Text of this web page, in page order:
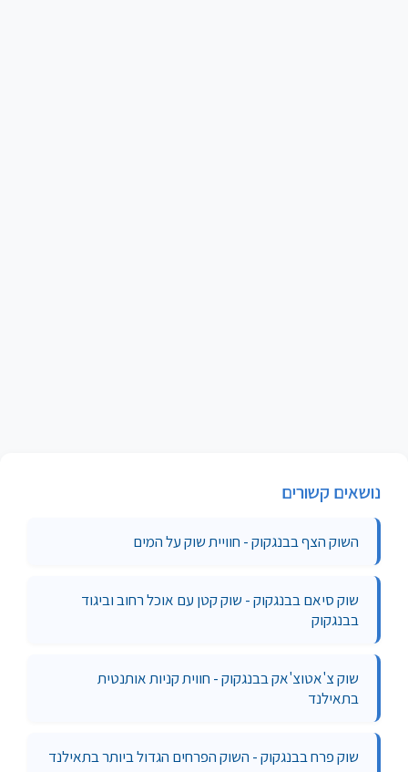
נושאים קשורים
השוק הצף בבנגקוק - חוויית שוק על המים
שוק סיאם בבנגקוק - שוק קטן עם אוכל רחוב וביגוד
בבנגקוק
שוק צ'אטוצ'אק בבנגקוק - חווית קניות אותנטית
בתאילנד
שוק פרח בבנגקוק - השוק הפרחים הגדול ביותר בתאילנד